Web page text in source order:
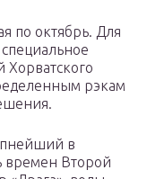
по октябрь. Для
рэкам
в
времен Второй